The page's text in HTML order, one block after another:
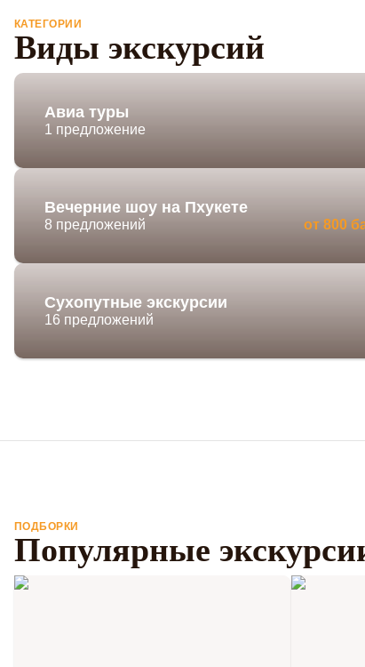
КАТЕГОРИИ
Виды экскурсий
Авиа туры
1 предложение
Вечерние шоу на Пхукете
8 предложений от 800
Сухопутные экскурсии
16 предложений
ПОДБОРКИ
Популярные